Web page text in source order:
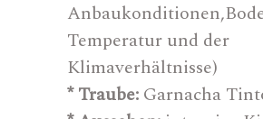
Temperatur und der
Klimaverhältnisse)
* Traube: Garnacha